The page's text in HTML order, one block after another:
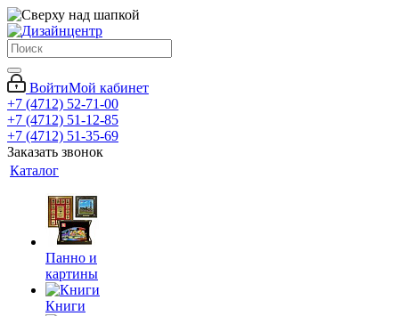
ВойтиМой кабинет
+7 (4712) 52-71-00
+7 (4712) 51-12-85
+7 (4712) 51-35-69
Заказать звонок
Каталог
Панно и
картины
Книги